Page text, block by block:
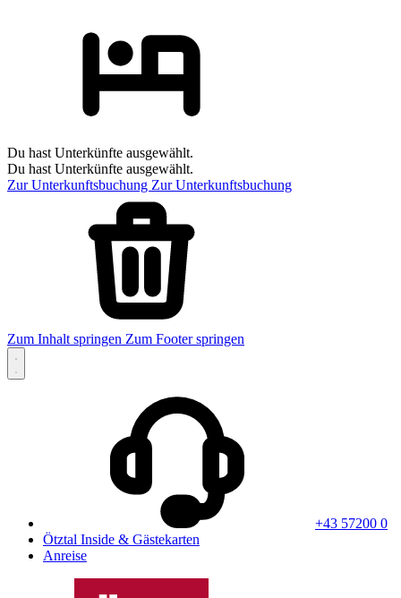
Du hast Unterkünfte ausgewählt.
Du hast Unterkünfte ausgewählt.
Zur Unterkunftsbuchung Zur Unterkunftsbuchung
Zum Inhalt springen Zum Footer springen
+43 57200 0
Ötztal Inside & Gästekarten
Anreise